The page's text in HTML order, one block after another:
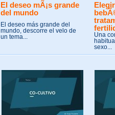
El deseo mÃ¡s grande
del mundo
El deseo más grande del
mundo, descorre el velo de
un tema...
Una
sexo...